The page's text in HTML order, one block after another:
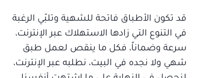
قد تكون الأطباق فاتحة للشهية وتلبّي الرغبة
في التنوع التي زادها الاستهلاك عبر الإنترنت،
سرعة وضماناً، فكل ما ينقص لعمل طبق
شهي ولا نجده في البيت، نطلبه عبر الإنترنت،